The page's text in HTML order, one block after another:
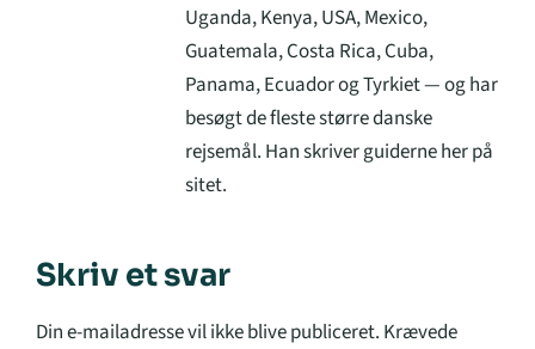
Uganda, Kenya, USA, Mexico,
Guatemala, Costa Rica, Cuba,
Panama, Ecuador og Tyrkiet — og har
besøgt de fleste større danske
rejsemål. Han skriver guiderne her på
sitet.
Skriv et svar
Din e-mailadresse vil ikke blive publiceret. Krævede